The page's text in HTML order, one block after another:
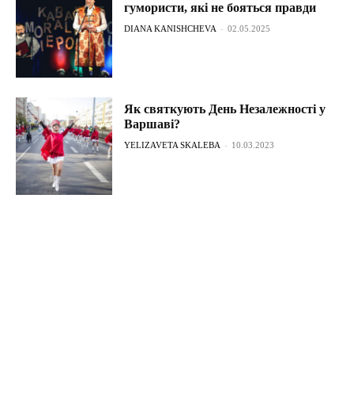
гумористи, які не бояться правди
DIANA KANISHCHEVA - 02.05.2025
Як святкують День Незалежності у
Варшаві?
YELIZAVETA SKALEBA - 10.03.2023